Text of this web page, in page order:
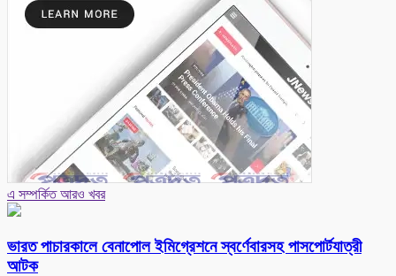
এ সম্পর্কিত আরও খবর
ভারত পাচারকালে বেনাপোল ইমিগ্রেশনে স্বর্ণেবারসহ পাসপোর্টযাত্রী
আটক